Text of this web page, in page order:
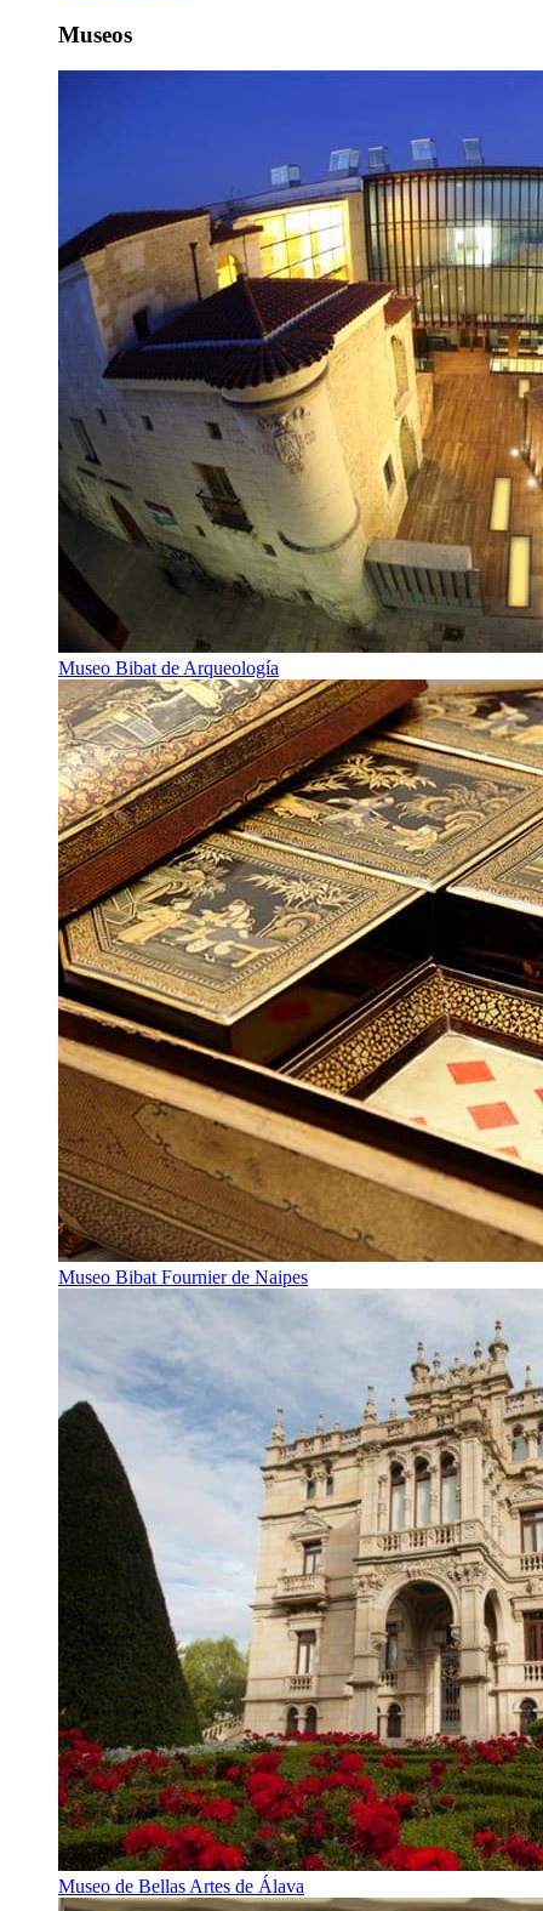
Museos
Museo Bibat de Arqueología
Museo Bibat Fournier de Naipes
Museo de Bellas Artes de Álava